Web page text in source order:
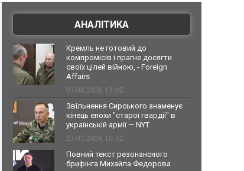
АНАЛІТИКА
Кремль не готовий до
компромісів і прагне досягти
своїх цілей війною, - Foreign
Affairs
03.08.2026 13:02
Звільнення Сирського знаменує
кінець епохи "старої гвардії" в
українській армії — NYT
23.07.2026 10:32
Повний текст резонансного
брифінга Михайла Федорова